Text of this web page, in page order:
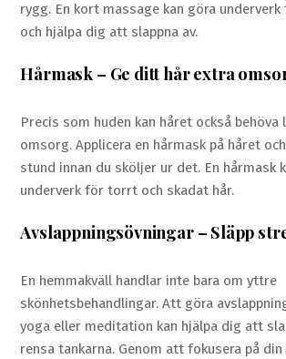
rygg. En kort massage kan göra
och hjälpa dig att slappna av.
Hårmask – Ge ditt hår extra
Precis som huden kan håret också behöva
omsorg. Applicera en hårmask på håret
stund innan du sköljer ur det. En hårmask
underverk för torrt och skadat hår.
Avslappningsövningar – Släpp
En hemmakväll handlar inte bara om yttre
skönhetsbehandlingar. Att göra
yoga eller meditation kan hjälpa dig att
rensa tankarna. Genom att fokusera på din